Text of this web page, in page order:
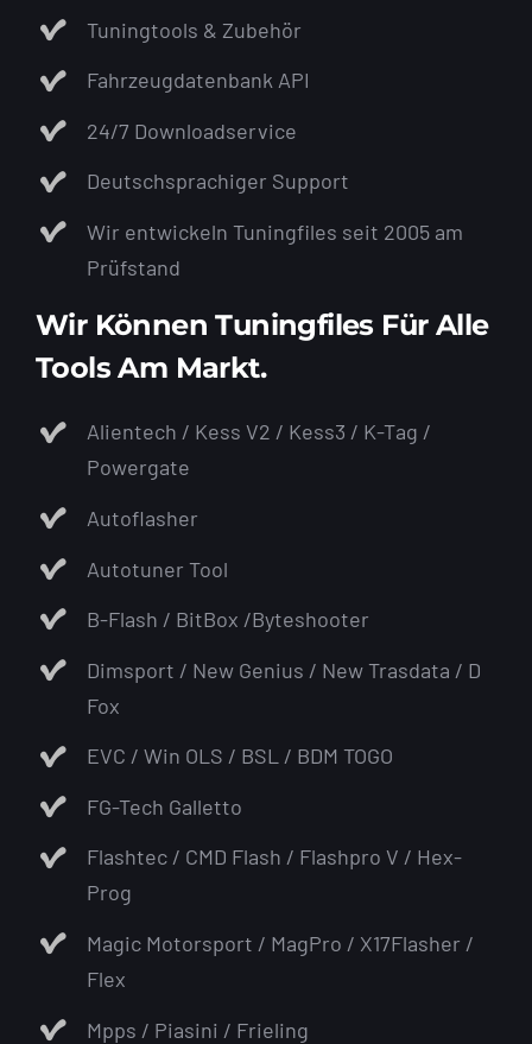
Tuningtools & Zubehör
Fahrzeugdatenbank API
24/7 Downloadservice
Deutschsprachiger Support
Wir entwickeln Tuningfiles seit 2005 am
Prüfstand
Wir Können Tuningfiles Für Alle
Tools Am Markt.
Alientech / Kess V2 / Kess3 / K-Tag /
Powergate
Autoflasher
Autotuner Tool
B-Flash / BitBox /Byteshooter
Dimsport / New Genius / New Trasdata / D
Fox
EVC / Win OLS / BSL / BDM TOGO
FG-Tech Galletto
Flashtec / CMD Flash / Flashpro V / Hex-
Prog
Magic Motorsport / MagPro / X17Flasher /
Flex
Mpps / Piasini / Frieling